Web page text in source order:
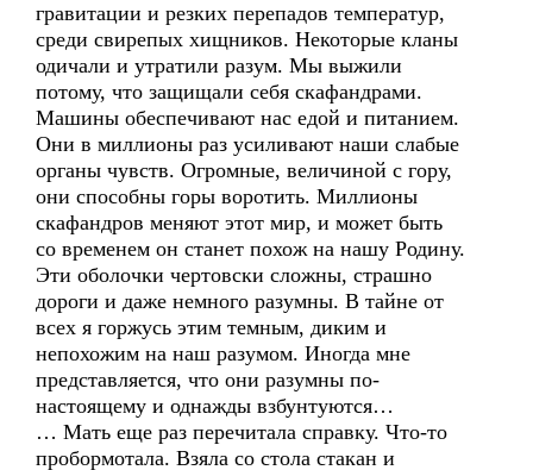
гравитации и резких перепадов температур,
среди свирепых хищников. Некоторые кланы
одичали и утратили разум. Мы выжили
потому, что защищали себя скафандрами.
Машины обеспечивают нас едой и питанием.
Они в миллионы раз усиливают наши слабые
органы чувств. Огромные, величиной с гору,
они способны горы воротить. Миллионы
скафандров меняют этот мир, и может быть
со временем он станет похож на нашу Родину.
Эти оболочки чертовски сложны, страшно
дороги и даже немного разумны. В тайне от
всех я горжусь этим темным, диким и
непохожим на наш разумом. Иногда мне
представляется, что они разумны по-
настоящему и однажды взбунтуются…
… Мать еще раз перечитала справку. Что-то
пробормотала. Взяла со стола стакан и